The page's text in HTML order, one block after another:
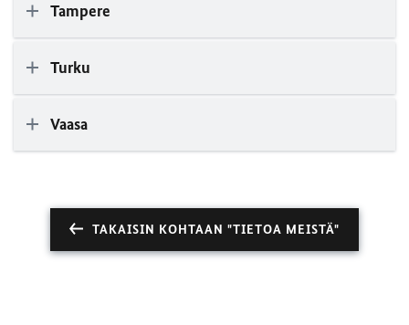
Tampere
Turku
Vaasa
TAKAISIN KOHTAAN "TIETOA MEISTÄ"